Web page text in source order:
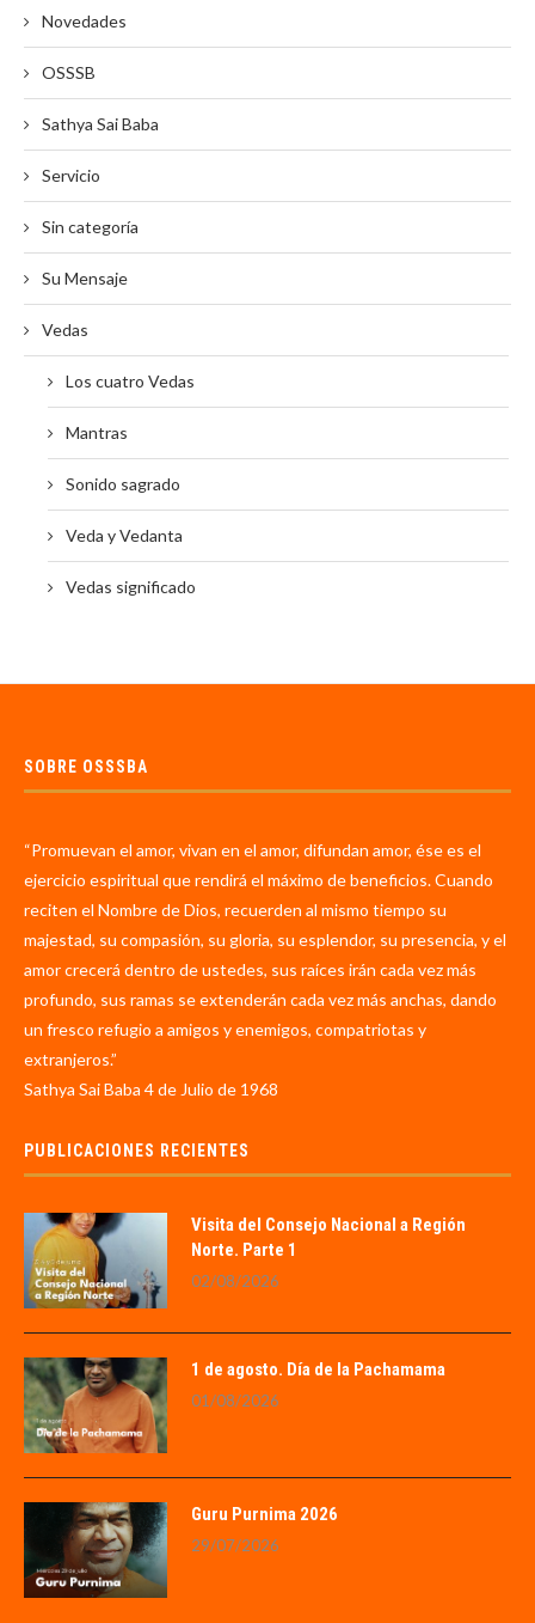
Novedades
OSSSB
Sathya Sai Baba
Servicio
Sin categoría
Su Mensaje
Vedas
Los cuatro Vedas
Mantras
Sonido sagrado
Veda y Vedanta
Vedas significado
SOBRE OSSSBA
“Promuevan el amor, vivan en el amor, difundan amor, ése es el
ejercicio espiritual que rendirá el máximo de beneficios. Cuando
reciten el Nombre de Dios, recuerden al mismo tiempo su
majestad, su compasión, su gloria, su esplendor, su presencia, y el
amor crecerá dentro de ustedes, sus raíces irán cada vez más
profundo, sus ramas se extenderán cada vez más anchas, dando
un fresco refugio a amigos y enemigos, compatriotas y
extranjeros.”
Sathya Sai Baba 4 de Julio de 1968
PUBLICACIONES RECIENTES
Visita del Consejo Nacional a Región
Norte. Parte 1
02/08/2026
1 de agosto. Día de la Pachamama
01/08/2026
Guru Purnima 2026
29/07/2026